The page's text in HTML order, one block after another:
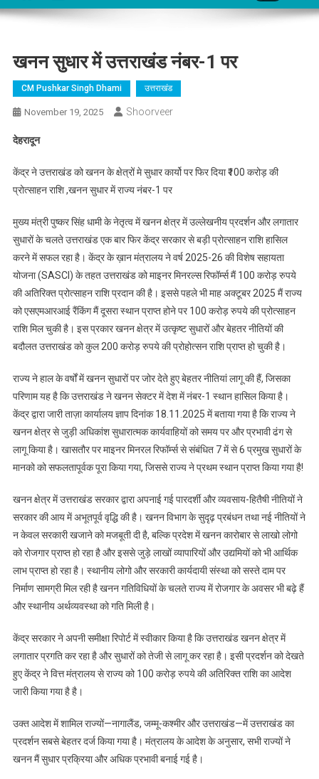
खनन सुधार में उत्तराखंड नंबर-1 पर
CM Pushkar Singh Dhami उत्तराखंड
November 19, 2025 Shoorveer
देहरादून
केंद्र ने उत्तराखंड को खनन के क्षेत्रों मे सुधार कार्यो पर फिर दिया ₹100 करोड़ की
प्रोत्साहन राशि ,खनन सुधार में राज्य नंबर-1 पर
मुख्य मंत्री पुष्कर सिंह धामी के नेतृत्व में खनन क्षेत्र में उल्लेखनीय प्रदर्शन और लगातार
सुधारों के चलते उत्तराखंड एक बार फिर केंद्र सरकार से बड़ी प्रोत्साहन राशि हासिल
करने में सफल रहा है। केंद्र के ख़ान मंत्रालय ने वर्ष 2025-26 की विशेष सहायता
योजना (SASCI) के तहत उत्तराखंड को माइनर मिनरल्स रिफॉर्म्स मैं 100 करोड़ रुपये
की अतिरिक्त प्रोत्साहन राशि प्रदान की है। इससे पहले भी माह अक्टूबर 2025 मैं राज्य
को एसएमआरआई रैंकिंग मैं दूसरा स्थान प्राप्त होने पर 100 करोड़ रुपये की प्रोत्साहन
राशि मिल चुकी है। इस प्रकार खनन क्षेत्र में उत्कृष्ट सुधारों और बेहतर नीतियों की
बदौलत उत्तराखंड को कुल 200 करोड़ रुपये की प्रोहोत्सन राशि प्राप्त हो चुकी है।
राज्य ने हाल के वर्षों में खनन सुधारों पर जोर देते हुए बेहतर नीतियां लागू की हैं, जिसका
परिणाम यह है कि उत्तराखंड ने खनन सेक्टर में देश में नंबर-1 स्थान हासिल किया है।
केंद्र द्वारा जारी ताज़ा कार्यालय ज्ञाप दिनांक 18.11.2025 में बताया गया है कि राज्य ने
खनन क्षेत्र से जुड़ी अधिकांश सुधारात्मक कार्यवाहियों को समय पर और प्रभावी ढंग से
लागू किया है। खासतौर पर माइनर मिनरल रिफॉर्म्स से संबंधित 7 में से 6 प्रमुख सुधारों के
मानको को सफलतापूर्वक पूरा किया गया, जिससे राज्य ने प्रथम स्थान प्राप्त किया गया है!
खनन क्षेत्र में उत्तराखंड सरकार द्वारा अपनाई गई पारदर्शी और व्यवसाय-हितैषी नीतियों ने
सरकार की आय में अभूतपूर्व वृद्धि की है। खनन विभाग के सुदृढ़ प्रबंधन तथा नई नीतियों ने
न केवल सरकारी खजाने को मजबूती दी है, बल्कि प्रदेश में खनन कारोबार से लाखो लोगो
को रोजगार प्राप्त हो रहा है और इससे जुड़े लाखों व्यापारियों और उद्यमियों को भी आर्थिक
लाभ प्राप्त हो रहा है। स्थानीय लोगो और सरकारी कार्यदायी संस्था को सस्ते दाम पर
निर्माण सामग्री मिल रही है खनन गतिविधियों के चलते राज्य में रोजगार के अवसर भी बढ़े हैं
और स्थानीय अर्थव्यवस्था को गति मिली है।
केंद्र सरकार ने अपनी समीक्षा रिपोर्ट में स्वीकार किया है कि उत्तराखंड खनन क्षेत्र में
लगातार प्रगति कर रहा है और सुधारों को तेजी से लागू कर रहा है। इसी प्रदर्शन को देखते
हुए केंद्र ने वित्त मंत्रालय से राज्य को 100 करोड़ रुपये की अतिरिक्त राशि का आदेश
जारी किया गया है है।
उक्त आदेश में शामिल राज्यों—नागालैंड, जम्मू-कश्मीर और उत्तराखंड—में उत्तराखंड का
प्रदर्शन सबसे बेहतर दर्ज किया गया है। मंत्रालय के आदेश के अनुसार, सभी राज्यों ने
खनन मैं सुधार प्रक्रिया और अधिक प्रभावी बनाई गई है।